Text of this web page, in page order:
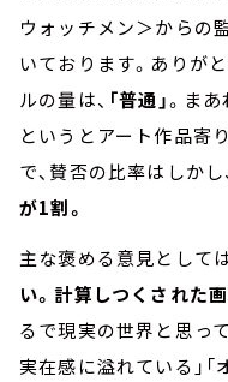
ウォッチメン＞からの
いております。ありが
ルの量は、 「普通」。ま
というとアート作品寄
で、賛否の比率はしかし
が1割。
主な褒める意見として
い。計算しつくされた
るで現実の世界と思っ
実在感に溢れている」